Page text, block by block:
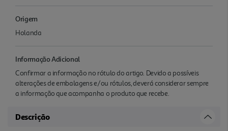
Origem
Holanda
Informação Adicional
Confirmar a informação no rótulo do artigo. Devido a possíveis
alterações de embalagens e/ou rótulos, deverá considerar sempre
a informação que acompanha o produto que recebe.
Descrição